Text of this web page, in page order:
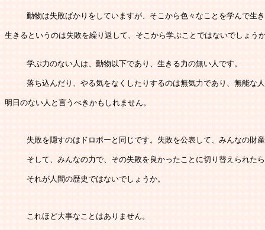
動物は失敗ばかりをしていますが、そこから色々なことを学んで生き
生きるというのは失敗を繰り返して、そこから学ぶことではないでしょう
学ぶ力のない人は、動物以下であり、生きる力の無い人です。
落ち込んだり、やる気をなくしたりするのは無気力であり、無能な人
明日のない人と言うべきかもしれません。
失敗を隠すのはドロボーと同じです。失敗を公表して、みんなの財産
そして、みんなの力で、その失敗を良かったことに切り替えられたら
それが人間の歴史ではないでしょうか。
これほど大事なことはありません。